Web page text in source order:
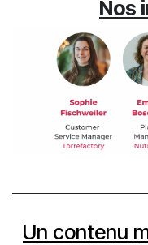
Nos
Un contenu